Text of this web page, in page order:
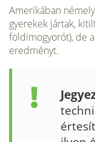
Ameriká­ban
gyerekek jár­tak,
földimogyorót), de
eredményt.